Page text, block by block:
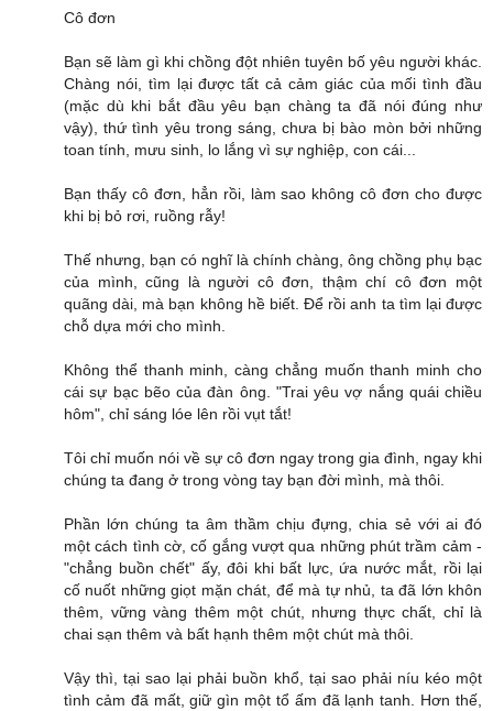
Cô đơn
Bạn sẽ làm gì khi chồng đột nhiên tuyên bố yêu người khác.
Chàng nói, tìm lại được tất cả cảm giác của mối tình đầu
(mặc dù khi bắt đầu yêu bạn chàng ta đã nói đúng như
vậy), thứ tình yêu trong sáng, chưa bị bào mòn bởi những
toan tính, mưu sinh, lo lắng vì sự nghiệp, con cái...
Bạn thấy cô đơn, hẳn rồi, làm sao không cô đơn cho được
khi bị bỏ rơi, ruồng rẫy!
Thế nhưng, bạn có nghĩ là chính chàng, ông chồng phụ bạc
của mình, cũng là người cô đơn, thậm chí cô đơn một
quãng dài, mà bạn không hề biết. Để rồi anh ta tìm lại được
chỗ dựa mới cho mình.
Không thể thanh minh, càng chẳng muốn thanh minh cho
cái sự bạc bẽo của đàn ông. "Trai yêu vợ nắng quái chiều
hôm", chỉ sáng lóe lên rồi vụt tắt!
Tôi chỉ muốn nói về sự cô đơn ngay trong gia đình, ngay khi
chúng ta đang ở trong vòng tay bạn đời mình, mà thôi.
Phần lớn chúng ta âm thầm chịu đựng, chia sẻ với ai đó
một cách tình cờ, cố gắng vượt qua những phút trầm cảm -
"chẳng buồn chết" ấy, đôi khi bất lực, ứa nước mắt, rồi lại
cố nuốt những giọt mặn chát, để mà tự nhủ, ta đã lớn khôn
thêm, vững vàng thêm một chút, nhưng thực chất, chỉ là
chai sạn thêm và bất hạnh thêm một chút mà thôi.
Vậy thì, tại sao lại phải buồn khổ, tại sao phải níu kéo một
tình cảm đã mất, giữ gìn một tổ ấm đã lạnh tanh. Hơn thế,